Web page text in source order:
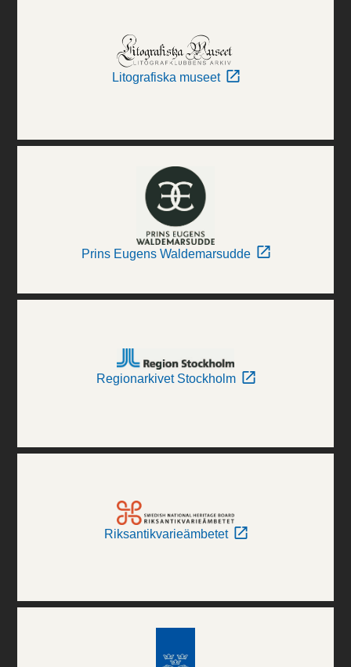
Litografiska museet
Prins Eugens Waldemarsudde
Regionarkivet Stockholm
Riksantikvarieämbetet